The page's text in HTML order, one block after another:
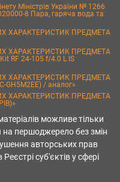
Міністрів України № 1266
8 Пара, гаряча вода та
ХАРАКТЕРИСТИК ПРЕДМЕТА
ХАРАКТЕРИСТИК ПРЕДМЕТА
RF 24-105 f/4.0 L IS
ХАРАКТЕРИСТИК ПРЕДМЕТА
GH5M2EE) / аналог»
ХАРАКТЕРИСТИК ПРЕДМЕТА
можливе тільки
першоджерело без змін
авторських прав
суб'єктів у сфері